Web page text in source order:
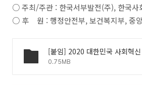
○ 주최/주관 : 한국서부발전(주), 한국사
○ 후 원 : 행정안전부, 보건복지부, 중
0.75MB